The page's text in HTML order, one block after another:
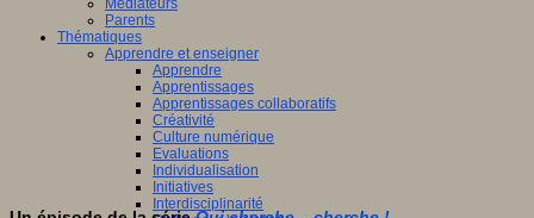
Médiateurs
Parents
Thématiques
Apprendre et enseigner
Apprendre
Apprentissages
Apprentissages collaboratifs
Créativité
Culture numérique
Evaluations
Individualisation
Initiatives
Interdisciplinarité